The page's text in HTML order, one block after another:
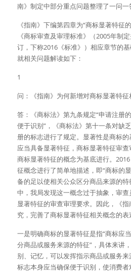
南》制定中部分重点问题整理了一问一
《指南》下编第四章为“商标显著特征
《商标审查及审理标准》（2005年制
订，下称2016《标准》）相应章节的
就相关问题解读如下：
1
问：《指南》为何新增对商标显著特征
答：《商标法》第九条规定“申请注册
便于识别”，《商标法》第十一条对缺
册的标志进行了规定。显著性是商标
应当具备显著特征，商标显著特征审
商标显著特征的概念为基底进行。
征概念进行了简单地描述，即“商标的
备的足以使相关公众区分商品来源的
中，我局发现这一概念过于抽象，审
显著特征的审查审理要求。因此，《
究，完善了商标显著特征相关概念的表
一是明确商标的显著特征是指“商标应
分商品或服务来源的特征”，具体来讲
别、记忆，可以发挥指示商品或服务
标志本身应当确保便于识别，使消费